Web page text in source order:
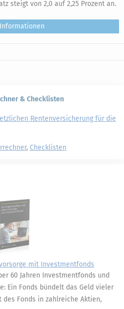
steigt von 2,0 auf 2,25 Prozent an.
& Checklisten
Rentenversicherung für die
, Checklisten
mit Investmentfonds
60 Jahren Investmentfonds und
Ein Fonds bündelt das Geld vieler
Fonds in zahlreiche Aktien,